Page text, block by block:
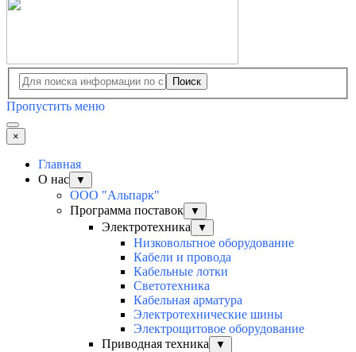
Поиск
Пропустить меню
×
Главная
О нас
▼
ООО "Альпарк"
Программа поставок
▼
Электротехника ▼
Низковольтное оборудование
Кабели и провода
Кабельные лотки
Светотехника
Кабельная арматура
Электротехнические шины
Электрощитовое оборудование
Приводная техника
▼